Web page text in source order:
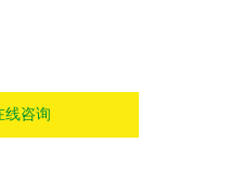
线咨询